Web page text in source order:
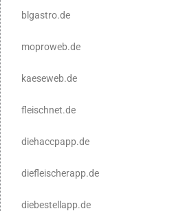
blgastro.de
moproweb.de
kaeseweb.de
fleischnet.de
diehaccpapp.de
diefleischerapp.de
diebestellapp.de